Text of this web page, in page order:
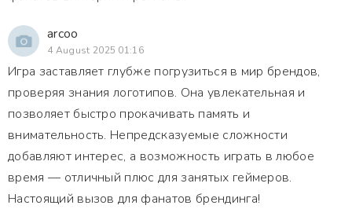
arcoo
4 August 2025 01:16
Игра заставляет глубже погрузиться в мир брендов,
проверяя знания логотипов. Она увлекательная и
позволяет быстро прокачивать память и
внимательность. Непредсказуемые сложности
добавляют интерес, а возможность играть в любое
время — отличный плюс для занятых геймеров.
Настоящий вызов для фанатов брендинга!